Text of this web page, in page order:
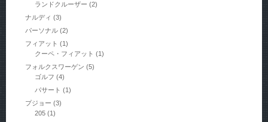
ランドクルーザー (2)
ナルディ (3)
パーソナル(2)
フィアット (1)
クーペ・フィアット (1)
フォルクスワーゲン (5)
ゴルフ (4)
パサート (1)
プジョー (3)
205 (1)